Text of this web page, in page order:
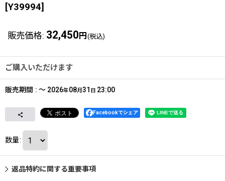
[Y39994]
販売価格: 32,450 円 (税込)
ご購入いただけます
販売期間 : ～ 2026年08月 31 日 23:00
Facebookでシェア
数量:
返品特約に関する重要事項